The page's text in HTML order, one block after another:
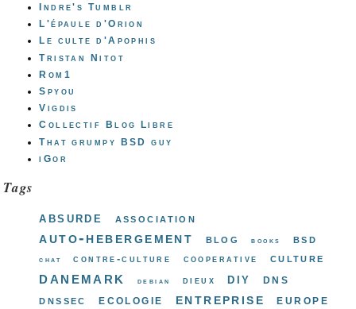
Indre's Tumblr
L'épaule d'Orion
Le culte d'Apophis
Tristan Nitot
Rom1
Spyou
Vigdis
Collectif Blog Libre
That grumpy BSD guy
iGor
Tags
absurde association
auto-hebergement blog books bsd
chat contre-culture cooperative culture
danemark debian dieux diy dns
dnssec ecologie entreprise europe